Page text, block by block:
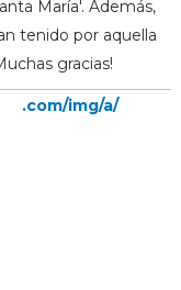
María'. Además,
tenido por aquella
gracias!